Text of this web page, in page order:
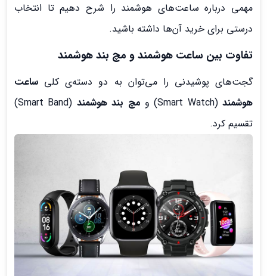
مهمی درباره ساعت‌های هوشمند را شرح دهیم تا انتخاب
درستی برای خرید آن‌ها داشته باشید.
تفاوت بین ساعت هوشمند و مچ بند هوشمند
گجت‌های پوشیدنی را می‌توان به دو دسته‌ی کلی ساعت
هوشمند (Smart Watch) و مچ بند هوشمند
(Smart Band)
تقسیم کرد.